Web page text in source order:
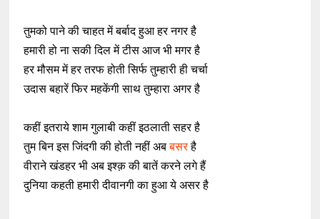
तुमको पाने की चाहत में बर्बाद हुआ हर नगर है
हमारी हो ना सकी दिल में टीस आज भी मगर है
हर मौसम में हर तरफ होती सिर्फ तुम्हारी ही चर्चा
उदास बहारें फिर महकेंगी साथ तुम्हारा अगर है
कहीं इतराये शाम गुलाबी कहीं इठलाती सहर है
तुम बिन इस जिंदगी की होती नहीं अबबसरहै
वीराने खंडहर भी अब इश्क़ की बातें करने लगे हैं
दुनिया कहती हमारी दीवानगी का हुआ ये असर है